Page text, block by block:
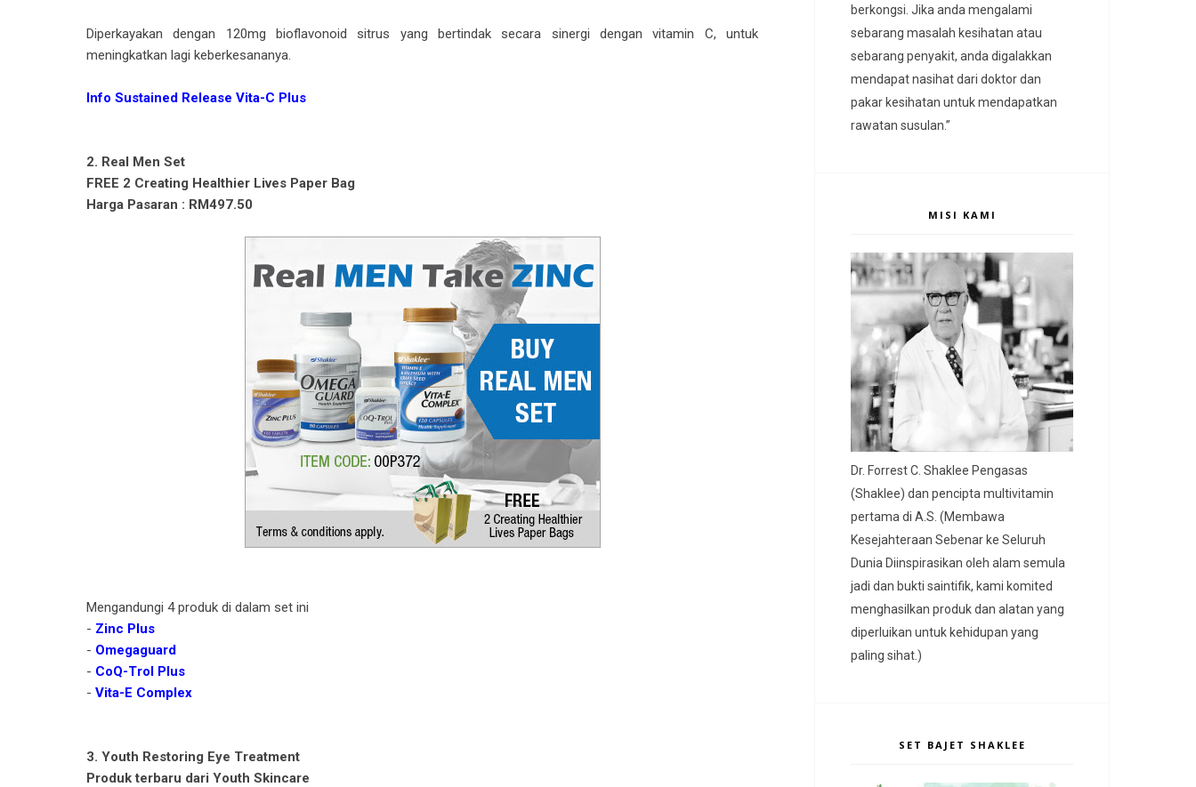
Diperkayakan dengan 120mg bioflavonoid sitrus yang bertindak secara sinergi dengan vitamin C, untuk
meningkatkan lagi keberkesananya.
Info Sustained Release Vita-C Plus
2. Real Men Set
FREE 2 Creating Healthier Lives Paper Bag
Harga Pasaran : RM497.50
Mengandungi 4 produk di dalam set ini
- Zinc Plus
- Omegaguard
- CoQ-Trol Plus
- Vita-E Complex
3. Youth Restoring Eye Treatment
Produk terbaru dari Youth Skincare
berkongsi. Jika anda mengalami
sebarang masalah kesihatan atau
sebarang penyakit, anda digalakkan
mendapat nasihat dari doktor dan
pakar kesihatan untuk mendapatkan
rawatan susulan.”
MISI KAMI
Dr. Forrest C. Shaklee Pengasas
(Shaklee) dan pencipta multivitamin
pertama di A.S. (Membawa
Kesejahteraan Sebenar ke Seluruh
Dunia Diinspirasikan oleh alam semula
jadi dan bukti saintifik, kami komited
menghasilkan produk dan alatan yang
diperluikan untuk kehidupan yang
paling sihat.)
SET BAJET SHAKLEE